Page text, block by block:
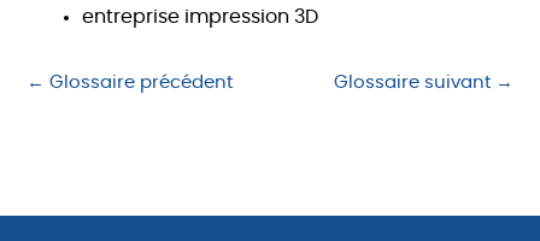
entreprise impression 3D
← Glossaire précédent Glossaire suivant →